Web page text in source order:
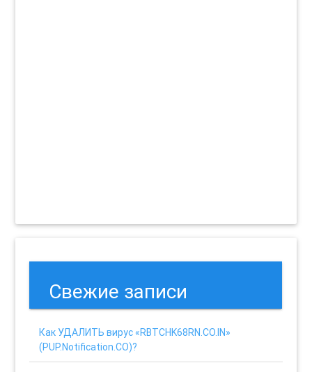
Свежие записи
Как УДАЛИТЬ вирус «RBTCHK68RN.CO.IN»
(PUP.Notification.CO)?